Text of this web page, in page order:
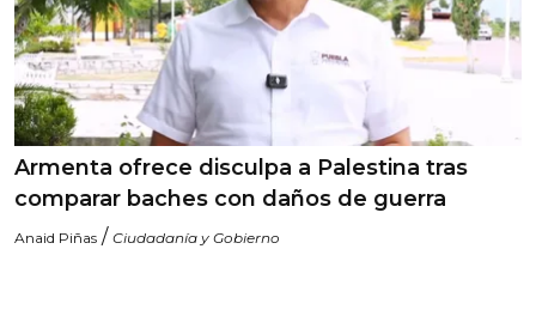
Armenta ofrece disculpa a Palestina tras
comparar baches con daños de guerra
Anaid Piñas / Ciudadanía y Gobierno